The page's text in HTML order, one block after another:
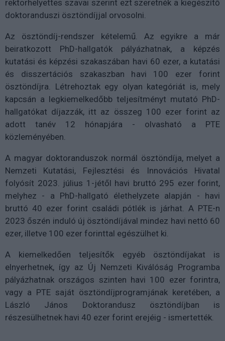
rektorhelyettes szavai szerint ezt szeretnék a kiegészítő
doktoranduszi ösztöndíjjal orvosolni.
Az ösztöndíj-rendszer kételemű. Az egyikre a már
beiratkozott PhD-hallgatók pályázhatnak, a képzés
kutatási és képzési szakaszában havi 60 ezer, a kutatási
és disszertációs szakaszban havi 100 ezer forint
ösztöndíjra. Létrehoztak egy olyan kategóriát is, mely
kapcsán a legkiemelkedőbb teljesítményt mutató PhD-
hallgatókat díjazzák, itt az összeg 100 ezer forint az
adott tanév 12 hónapjára - olvasható a PTE
közleményében.
A magyar doktoranduszok normál ösztöndíja, melyet a
Nemzeti Kutatási, Fejlesztési és Innovációs Hivatal
folyósít 2023. július 1-jétől havi bruttó 295 ezer forint,
melyhez - a PhD-hallgató élethelyzete alapján - havi
bruttó 40 ezer forint családi pótlék is járhat. A PTE-n
2023 őszén induló új ösztöndíjával mindez havi nettó 60
ezer, illetve 100 ezer forinttal egészülhet ki.
A kiemelkedően teljesítők egyéb ösztöndíjakat is
elnyerhetnek, így az Új Nemzeti Kiválóság Programba
pályázhatnak országos szinten havi 100 ezer forintra,
vagy a PTE saját ösztöndíjprogramjának keretében, a
László János Doktorandusz ösztöndíjban is
részesülhetnek havi 40 ezer forint erejéig - ismertették.